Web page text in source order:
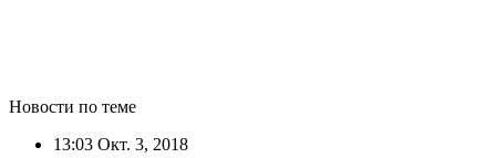
Новости по теме
13:03 Окт. 3, 2018